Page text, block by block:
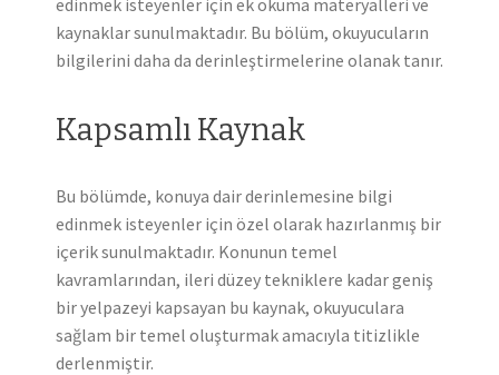
edinmek isteyenler için ek okuma materyalleri ve
kaynaklar sunulmaktadır. Bu bölüm, okuyucuların
bilgilerini daha da derinleştirmelerine olanak tanır.
Kapsamlı Kaynak
Bu bölümde, konuya dair derinlemesine bilgi
edinmek isteyenler için özel olarak hazırlanmış bir
içerik sunulmaktadır. Konunun temel
kavramlarından, ileri düzey tekniklere kadar geniş
bir yelpazeyi kapsayan bu kaynak, okuyuculara
sağlam bir temel oluşturmak amacıyla titizlikle
derlenmiştir.